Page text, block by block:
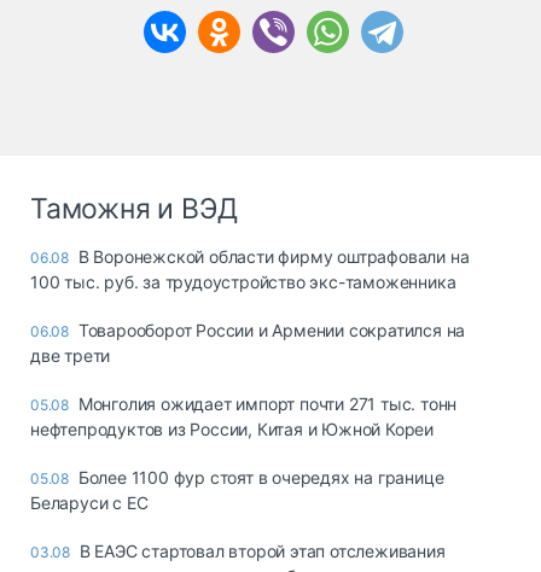
Таможня и ВЭД
06.08 В Воронежской области фирму оштрафовали на
100 тыс. руб. за трудоустройство экс-таможенника
06.08 Товарооборот России и Армении сократился на
две трети
05.08 Монголия ожидает импорт почти 271 тыс. тонн
нефтепродуктов из России, Китая и Южной Кореи
05.08 Более 1100 фур стоят в очередях на границе
Беларуси с ЕС
03.08 В ЕАЭС стартовал второй этап отслеживания